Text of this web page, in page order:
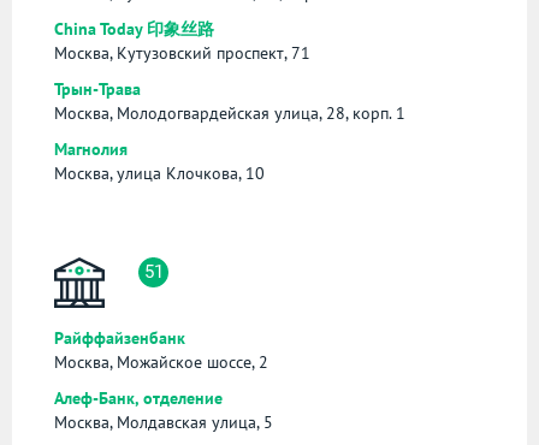
China Today 印象丝路
Москва, Кутузовский проспект, 71
Трын-Трава
Москва, Молодогвардейская улица, 28, корп. 1
Магнолия
Москва, улица Клочкова, 10
51
Райффайзенбанк
Москва, Можайское шоссе, 2
Алеф-Банк, отделение
Москва, Молдавская улица, 5